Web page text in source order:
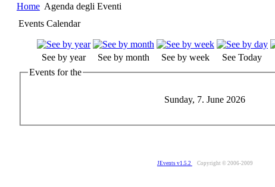
Home Agenda degli Eventi
Events Calendar
See by year See by month See by week See Today
Events for the
Sunday, 7. June 2026
JEvents v1.5.2 Copyright © 2006-2009